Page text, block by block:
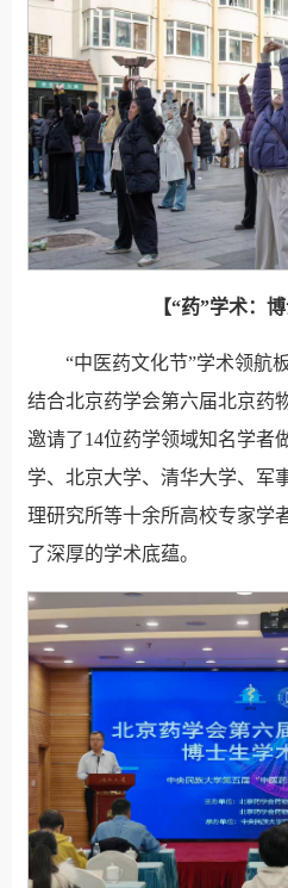
【“药”学术：
“中医药文化节”学术领航
结合北京药学会第六届北京药
邀请了14位药学领域知名学者
学、北京大学、清华大学、军
理研究所等十余所高校专家学
了深厚的学术底蕴。